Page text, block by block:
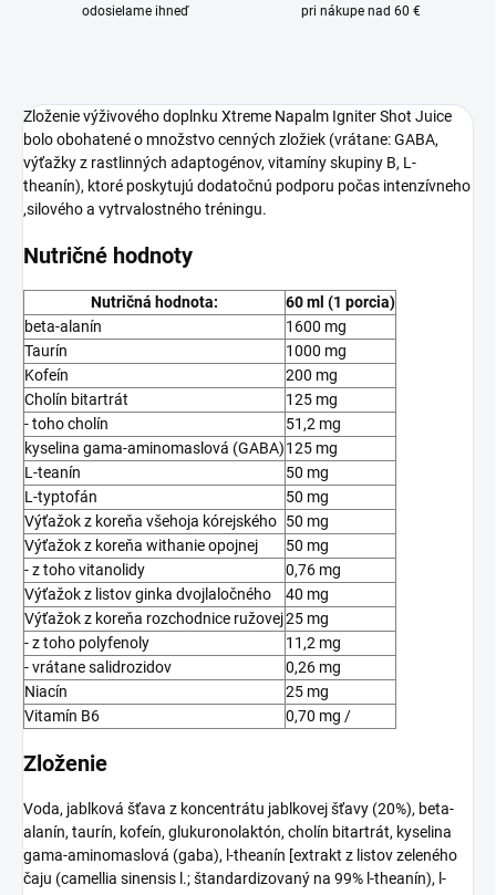
odosielame ihneď pri nákupe nad 60 €
Zloženie výživového doplnku Xtreme Napalm Igniter Shot Juice
bolo obohatené o množstvo cenných zložiek (vrátane: GABA,
výťažky z rastlinných adaptogénov, vitamíny skupiny B, L-
theanín), ktoré poskytujú dodatočnú podporu počas intenzívneho
,silového a vytrvalostného tréningu.
Nutričné hodnoty
Nutričná hodnota:
60 ml (1 porcia)
beta-alanín
1600 mg
Taurín
1000 mg
Kofeín
200 mg
Cholín bitartrát
125 mg
- toho cholín
51,2 mg
kyselina gama-aminomaslová (GABA)125 mg
L-teanín
50 mg
L-typtofán
50 mg
Výťažok z koreňa všehoja kórejského 50 mg
Výťažok z koreňa withanie opojnej
50 mg
- z toho vitanolidy
0,76 mg
Výťažok z listov ginka dvojlaločného
40 mg
Výťažok z koreňa rozchodnice ružovej25 mg
- z toho polyfenoly
11,2 mg
- vrátane salidrozidov
0,26 mg
Niacín
25 mg
Vitamín B6
0,70 mg /
Zloženie
Voda, jablková šťava z koncentrátu jablkovej šťavy (20%), beta-
alanín, taurín, kofeín, glukuronolaktón, cholín bitartrát, kyselina
gama-aminomaslová (gaba), l-theanín [extrakt z listov zeleného
čaju (camellia sinensis l.; štandardizovaný na 99% l-theanín), l-